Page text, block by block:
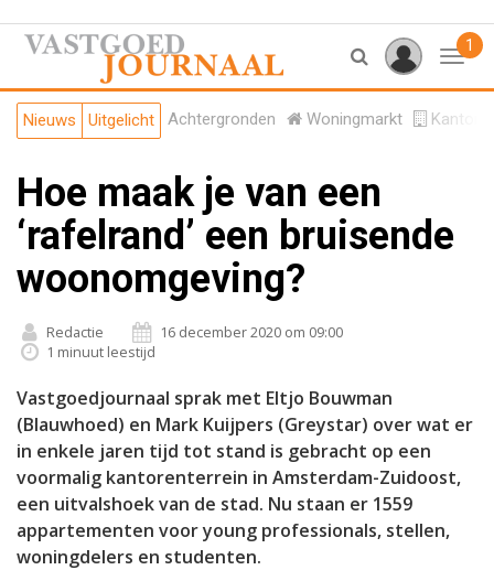
1
Nieuws Uitgelicht Achtergronden Woningmarkt
Hoe maak je van een
‘rafelrand’ een bruisende
woonomgeving?
Redactie
16 december 2020 om 09:00
1 minuut leestijd
Vastgoedjournaal sprak met Eltjo Bouwman
(Blauwhoed) en Mark Kuijpers (Greystar) over wat er
in enkele jaren tijd tot stand is gebracht op een
voormalig kantorenterrein in Amsterdam-Zuidoost,
een uitvalshoek van de stad. Nu staan er 1559
appartementen voor young professionals, stellen,
woningdelers en studenten.